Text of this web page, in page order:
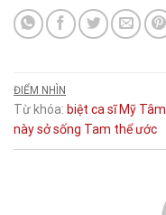
ĐIỂM NHÌN
Từ khóa: biệt ca sĩ Mỹ Tâm
nàysởsống Tam thể ước